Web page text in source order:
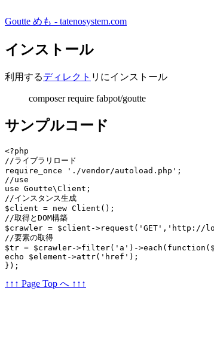
Goutte めも - tatenosystem.com
インストール
利用するディレクト リにインストール
composer require fabpot/goutte
サンプルコード
<?php
//ライブラリロード
require_once './vendor/autoload.php';
//use
use Goutte\Client;
//インスタンス生成
$client = new Client();
//取得とDOM構築
$crawler = $client-
//要素の取得
$tr = $crawler->filter('a')-
echo $element->attr('href');
↑↑↑ Page Top へ ↑↑↑